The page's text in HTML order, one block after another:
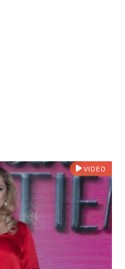
VIDEO